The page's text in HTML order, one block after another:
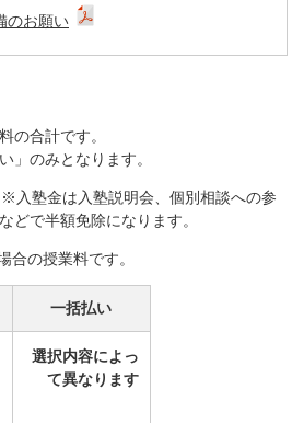
のお願い
の合計です。
」のみとなります。
入塾金は入塾説明会、個別相談への参
どで半額免除になります。
合の授業料です。
一括払い
選択内容によっ
て異なります